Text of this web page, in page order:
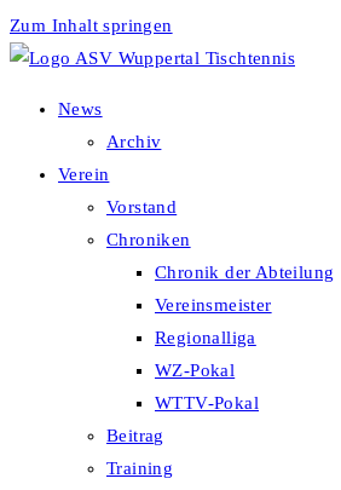
Zum Inhalt springen
News
Archiv
Verein
Vorstand
Chroniken
Chronik der Abteilung
Vereinsmeister
Regionalliga
WZ-Pokal
WTTV-Pokal
Beitrag
Training